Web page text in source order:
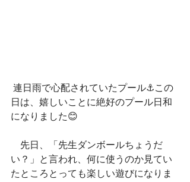
日は、嬉しいことに絶好のプール日和
になりました😊
先日、「先生ダンボールちょうだ
い？」と言われ、何に使うのか見てい
たところとっても楽しい遊びになりま